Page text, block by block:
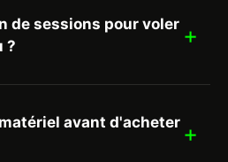
de sessions pour voler
?
avant d'acheter